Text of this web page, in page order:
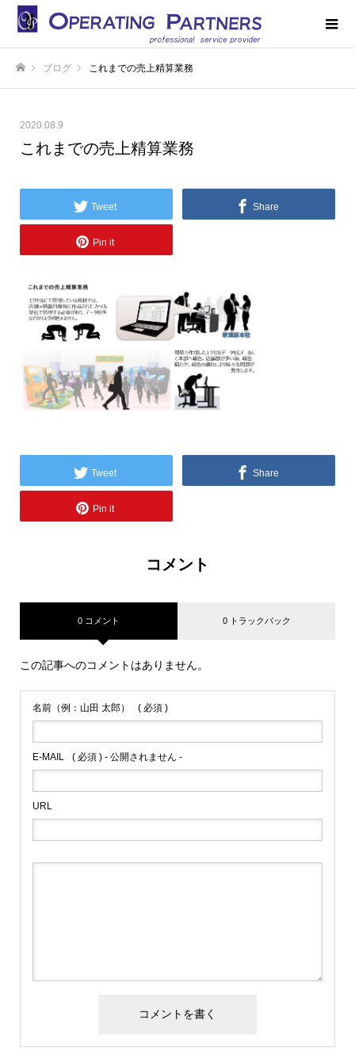
ブログ これまでの売上精算業務
2020.08.9
これまでの売上精算業務
Tweet Share
Pin it
Tweet Share
Pin it
コメント
0 コメント 0 トラックバック
この記事へのコメントはありません。
名前（例：山田 太郎） ( 必須 )
E-MAIL ( 必須 ) - 公開されません -
URL